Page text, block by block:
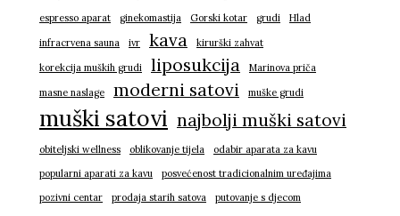
espresso aparat
ginekomastija Gorski kotar grudi
Hlad
infracrvena sauna
ivr kava
kirurški zahvat
korekcija muških grudi
liposukcija
Marinova priča
masne naslage
moderni satovi muške grudi
muški satovi najbolji muški satovi
obiteljski wellness oblikovanje tijela
odabir aparata za kavu
popularni aparati za kavu
posvećenost tradicionalnim uređajima
pozivni centar
prodaja starih satova putovanje s djecom